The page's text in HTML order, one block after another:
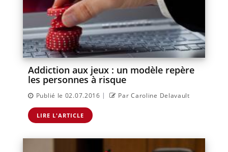
Addiction aux jeux : un modèle repère
les personnes à risque
Publié le 02.07.2016 | Par Caroline Delavault
LIRE L'ARTICLE